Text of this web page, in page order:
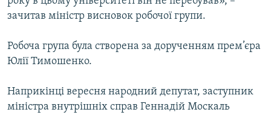
КРИМ РЕАЛІЇ
РУС
УКР
КТАТ
ДОЛУЧАЙСЯ!
зачитав мiнiстр висновок робочої групи.
Робоча група була створена за дорученням прем’єра
Юлiї Тимошенко.
Наприкiнцi вересня народний депутат, заступник
мiнiстра внутрiшнiх справ Геннадiй Москаль